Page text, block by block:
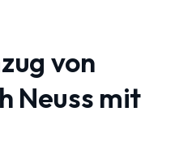
von
Neuss mit